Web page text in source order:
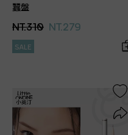
蠶盤
NT.310 NT.279
SALE